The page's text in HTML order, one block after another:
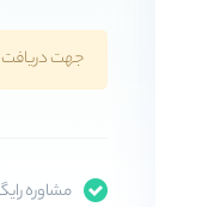
جهت دریافت
مشاوره